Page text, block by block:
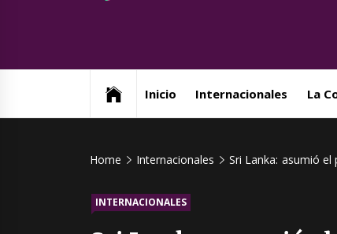
Inicio Internacionales La
Home Internacionales Sri Lanka: asumió
INTERNACIONALES